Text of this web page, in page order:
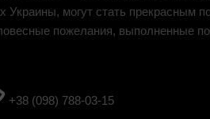
+38 (098) 788-03-15
Украины, могут стать
пожелания, выполненные